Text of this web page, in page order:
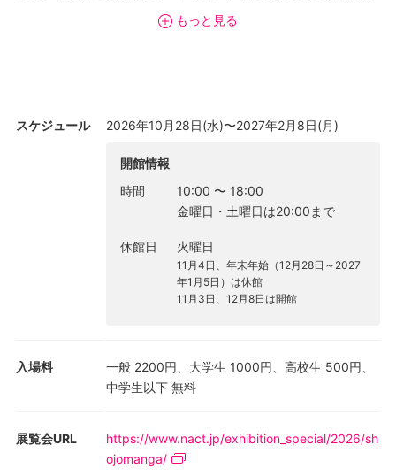
画、さらに貴重な資料の数々を通して、その奥深い表現世界に迫
ります。なお、本展は国立の美術館で開催される初の大規模な少
もっと見る
スケジュール 2026年10月28日(水)〜2027年2月8日(月)
開館情報
時間
10:00 〜 18:00
金曜日・土曜日は20:00まで
休館日 火曜日
11月4日、年末年始（12月28日～2027
年1月5日）は休館
11月3日、12月8日は開館
入場料
一般 2200円、大学生 1000円、高校生 500円、
中学生以下 無料
展覧会URL
https://www.nact.jp/exhibition_special/2026/sh
ojomanga/